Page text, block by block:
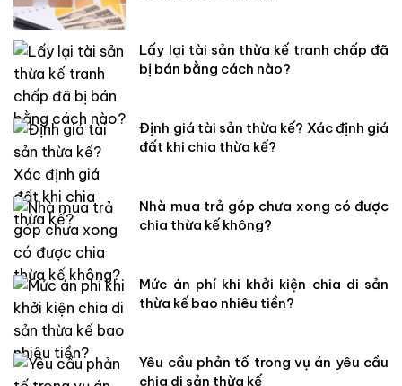
Lấy lại tài sản thừa kế tranh chấp đã
bị bán bằng cách nào?
Định giá tài sản thừa kế? Xác định giá
đất khi chia thừa kế?
Nhà mua trả góp chưa xong có được
chia thừa kế không?
Mức án phí khi khởi kiện chia di sản
thừa kế bao nhiêu tiền?
Yêu cầu phản tố trong vụ án yêu cầu
chia di sản thừa kế